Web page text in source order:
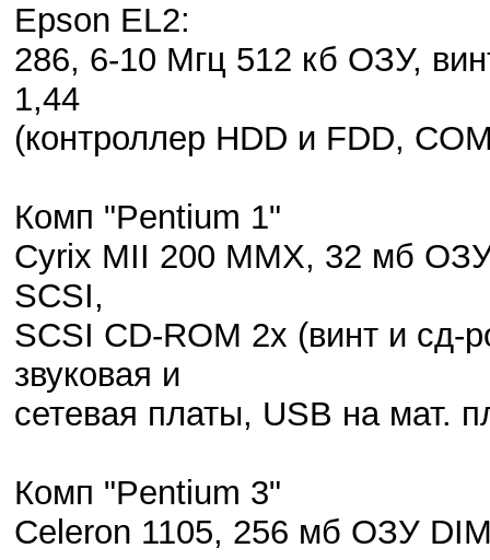
Epson EL2:
286, 6-10 Мгц 512 кб ОЗУ,
1,44
(контроллер HDD и FDD,
Комп "Pentium 1"
Cyrix MII 200 MMX, 32 мб
SCSI,
SCSI CD-ROM 2x (винт и сд-
звуковая и
сетевая платы, USB на мат.
Комп "Pentium 3"
Celeron 1105, 256 мб ОЗУ